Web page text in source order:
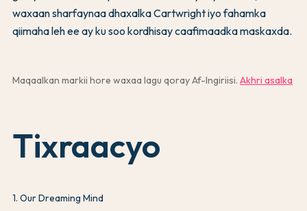
waxaan sharfaynaa dhaxalka Cartwright iyo fahamka
qiimaha leh ee ay ku soo kordhisay caafimaadka maskaxda.
Maqaalkan markii hore waxaa lagu qoray Af-Ingiriisi. Akhri asalka
Tixraacyo
1. Our Dreaming Mind